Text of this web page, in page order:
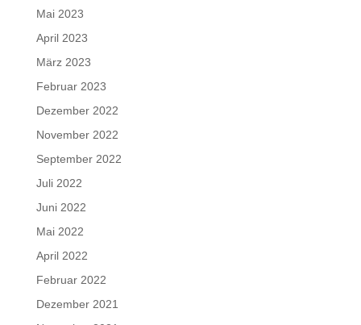
Mai 2023
April 2023
März 2023
Februar 2023
Dezember 2022
November 2022
September 2022
Juli 2022
Juni 2022
Mai 2022
April 2022
Februar 2022
Dezember 2021